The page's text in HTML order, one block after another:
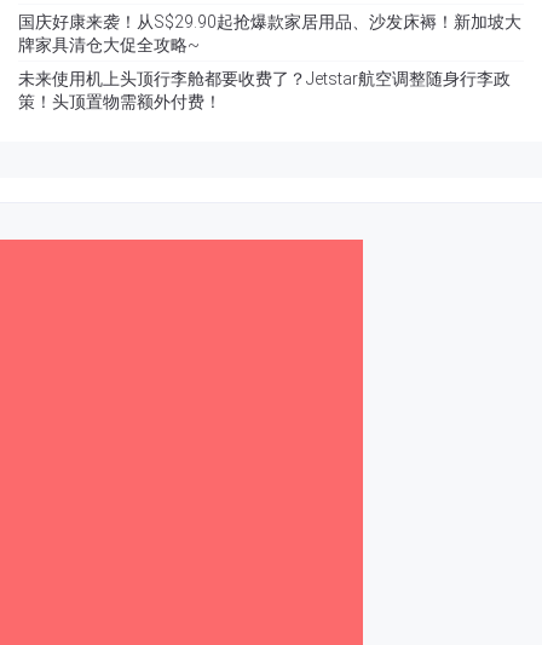
国庆好康来袭！从S$29.90起抢爆款家居用品、沙发床褥！新加坡大
牌家具清仓大促全攻略~
未来使用机上头顶行李舱都要收费了？Jetstar航空调整随身行李政
策！头顶置物需额外付费！